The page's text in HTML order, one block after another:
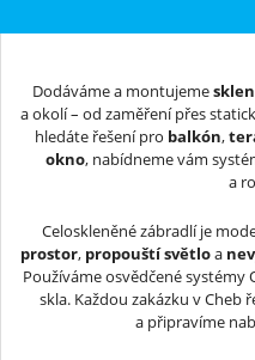
Dodáváme a montujeme
a okolí – od zaměření přes
hledáte řešení pro balkón,
okno, nabídneme vám
a
Celoskleněné zábradlí je
prostor, propouští světloa
Používáme osvědčené
skla. Každou zakázku v Cheb
a připravíme